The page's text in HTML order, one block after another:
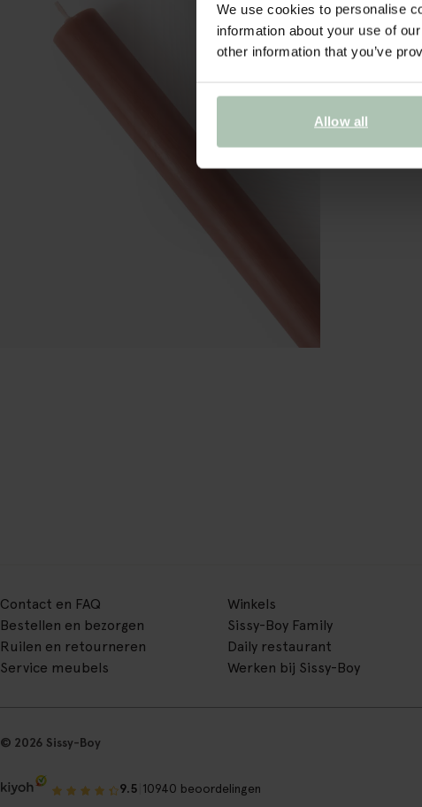
We use cookies to personalise
information about your use of
other information that you’ve
Allow all
Contact en FAQ
Bestellen en bezorgen
Ruilen en retourneren
Service meubels
Winkels
Sissy-Boy Family
Daily restaurant
Werken bij Sissy-Boy
© 2026 Sissy-Boy
9.5 10940 beoordelingen